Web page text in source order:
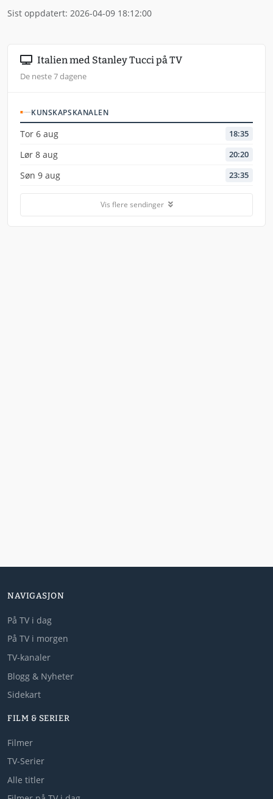
Sist oppdatert: 2026-04-09 18:12:00
Italien med Stanley Tucci på TV
De neste 7 dagene
KUNSKAPSKANALEN
Tor 6 aug 18:35
Lør 8 aug 20:20
Søn 9 aug 23:35
Vis flere sendinger
NAVIGASJON
På TV i dag
På TV i morgen
TV-kanaler
Blogg & Nyheter
Sidekart
FILM & SERIER
Filmer
TV-Serier
Alle titler